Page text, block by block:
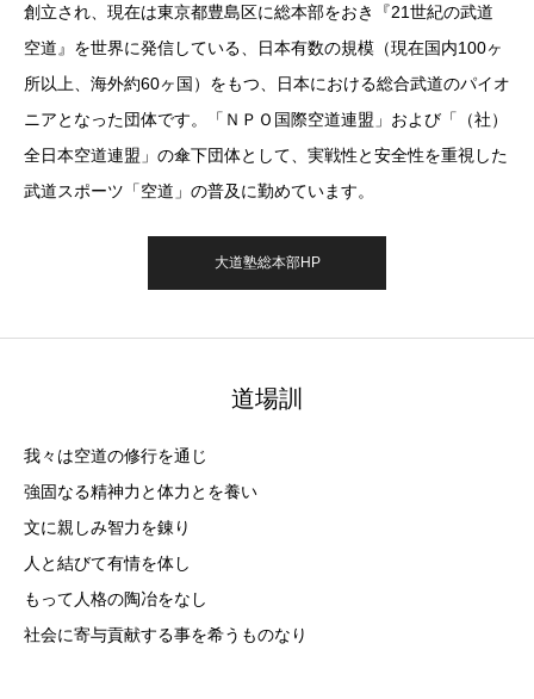
創立され、現在は東京都豊島区に総本部をおき『21世紀の武道
空道』を世界に発信している、日本有数の規模（現在国内100ヶ
所以上、海外約60ヶ国）をもつ、日本における総合武道のパイオ
ニアとなった団体です。「ＮＰＯ国際空道連盟」および「（社）
全日本空道連盟」の傘下団体として、実戦性と安全性を重視した
武道スポーツ「空道」の普及に勤めています。
大道塾総本部HP
道場訓
我々は空道の修行を通じ
強固なる精神力と体力とを養い
文に親しみ智力を錬り
人と結びて有情を体し
もって人格の陶冶をなし
社会に寄与貢献する事を希うものなり